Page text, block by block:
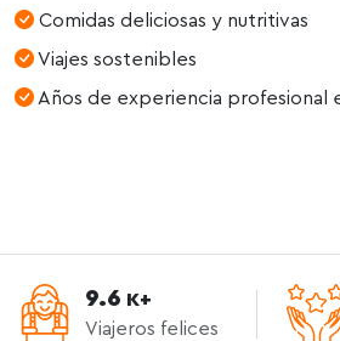
Comidas deliciosas y nutritivas
Viajes sostenibles
Años de experiencia profesional
9.6 K+
Viajeros felices